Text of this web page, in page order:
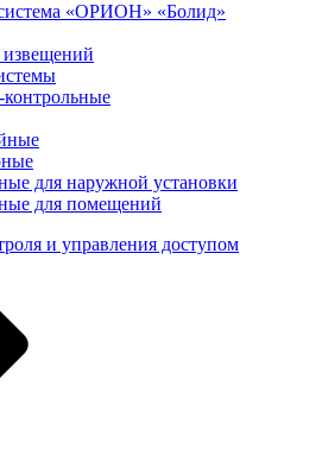
«ОРИОН» «Болид»
для наружной установки
для помещений
и управления доступом